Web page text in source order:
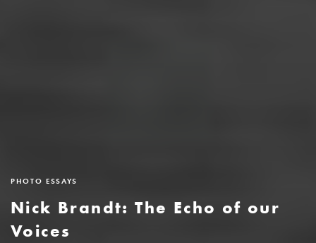
PHOTO ESSAYS
Nick Brandt: The Echo of our
Voices